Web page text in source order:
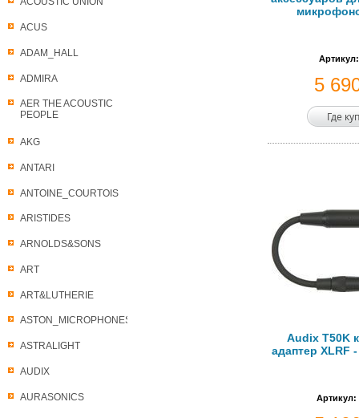
ACUS
ADAM_HALL
ADMIRA
AER THE ACOUSTIC
PEOPLE
AKG
ANTARI
ANTOINE_COURTOIS
ARISTIDES
ARNOLDS&SONS
ART
ART&LUTHERIE
ASTON_MICROPHONES
ASTRALIGHT
AUDIX
AURASONICS
5
Где
Audix T50K
адаптер XLRF
Артикул: